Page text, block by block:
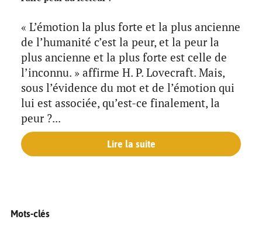
« L’émotion la plus forte et la plus ancienne
de l’humanité c’est la peur, et la peur la
plus ancienne et la plus forte est celle de
l’inconnu. » affirme H. P. Lovecraft. Mais,
sous l’évidence du mot et de l’émotion qui
lui est associée, qu’est-ce finalement, la
peur ?...
Lire la suite
Mots-clés